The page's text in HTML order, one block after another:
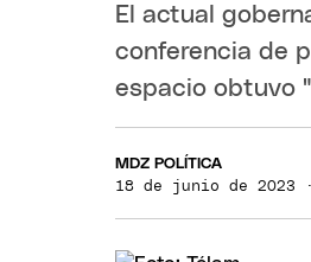
El actual
conferencia de
espacio obtuvo
MDZ POLÍTICA
18 de junio de 2023